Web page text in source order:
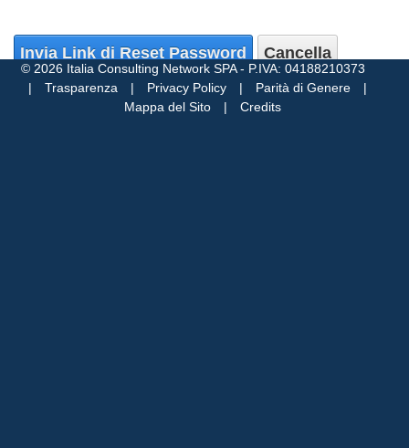
Invia Link di Reset Password Cancella
© 2026 Italia Consulting Network SPA - P.IVA: 04188210373
|
Trasparenza | Privacy Policy | Parità di Genere
|
Mappa del Sito
| Credits